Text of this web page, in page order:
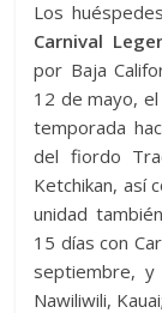
Los
Carnival
por Baja
12 de mayo,
temporada
del fiordo
Ketchikan, así
unidad
15 días con
septiembre, y
Nawiliwili,